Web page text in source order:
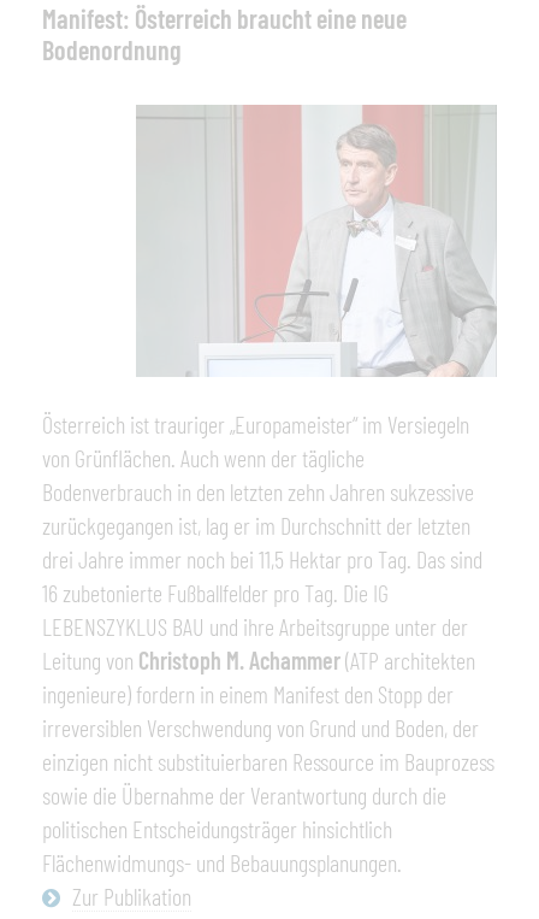
Manifest: Österreich braucht eine neue
Bodenordnung
Österreich ist trauriger „Europameister“ im Versiegeln
von Grünflächen. Auch wenn der tägliche
Bodenverbrauch in den letzten zehn Jahren sukzessive
zurückgegangen ist, lag er im Durchschnitt der letzten
drei Jahre immer noch bei 11,5 Hektar pro Tag. Das sind
16 zubetonierte Fußballfelder pro Tag. Die IG
LEBENSZYKLUS BAU und ihre Arbeitsgruppe unter der
Leitung von Christoph M. Achammer(ATP architekten
ingenieure) fordern in einem Manifest den Stopp der
irreversiblen Verschwendung von Grund und Boden, der
einzigen nicht substituierbaren Ressource im Bauprozess
sowie die Übernahme der Verantwortung durch die
politischen Entscheidungsträger hinsichtlich
Flächenwidmungs- und Bebauungsplanungen.
Zur Publikation